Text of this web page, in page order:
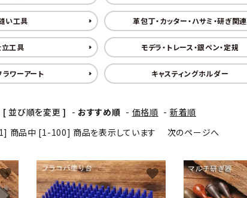
い工具 革包丁・カッター・ハサミ・研ぎ関連
工具 モデラ・トレース・銀ペン・定規
ラワーアート キャスティングホルダー
[ 並び順を変更 ] - おすすめ順 - 価格順 - 新着順
商品中 [1-100] 商品を表示しています
次のページへ
favorite